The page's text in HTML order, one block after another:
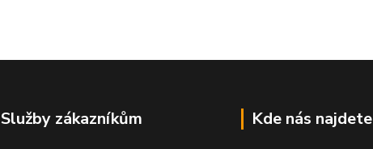
Služby zákazníkům Kde nás najdete